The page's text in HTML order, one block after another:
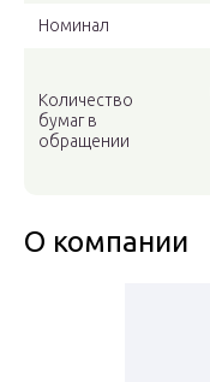
Номинал
Количество
бумаг в
обращении
О компании